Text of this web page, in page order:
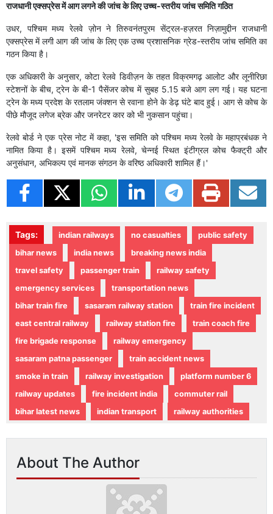
राजधानी एक्सप्रेस में आग लगने की जांच के लिए उच्च-स्तरीय जांच समिति गठित
उधर, पश्चिम मध्य रेलवे ज़ोन ने तिरुवनंतपुरम सेंट्रल-हज़रत निज़ामुद्दीन राजधानी
एक्सप्रेस में लगी आग की जांच के लिए एक उच्च प्रशासनिक ग्रेड-स्तरीय जांच समिति का
गठन किया है।
एक अधिकारी के अनुसार, कोटा रेलवे डिवीज़न के तहत विक्रमगढ़ आलोट और लूनीरिछा
स्टेशनों के बीच, ट्रेन के बी-1 पैसेंजर कोच में सुबह 5.15 बजे आग लग गई। यह घटना
ट्रेन के मध्य प्रदेश के रतलाम जंक्शन से रवाना होने के डेढ़ घंटे बाद हुई। आग से कोच के
पीछे मौजूद लगेज ब्रेक और जनरेटर कार को भी नुकसान पहुंचा।
रेलवे बोर्ड ने एक प्रेस नोट में कहा, 'इस समिति को पश्चिम मध्य रेलवे के महाप्रबंधक ने
नामित किया है। इसमें पश्चिम मध्य रेलवे, चेन्नई स्थित इंटीग्रल कोच फैक्ट्री और
अनुसंधान, अभिकल्प एवं मानक संगठन के वरिष्ठ अधिकारी शामिल हैं।'
Tags: indian railways no casualties
public safety
bihar news
india news
breaking news india
travel safety
passenger train
railway safety
emergency services
transportation news
bihar train fire
sasaram railway station
train fire incident
east central railway
railway station fire
train coach fire
fire brigade response
railway emergency
sasaram patna passenger
train accident news
smoke in train
railway investigation
platform number 6
railway updates
fire incident india
commuter rail
bihar latest news
indian transport railway authorities
About The Author